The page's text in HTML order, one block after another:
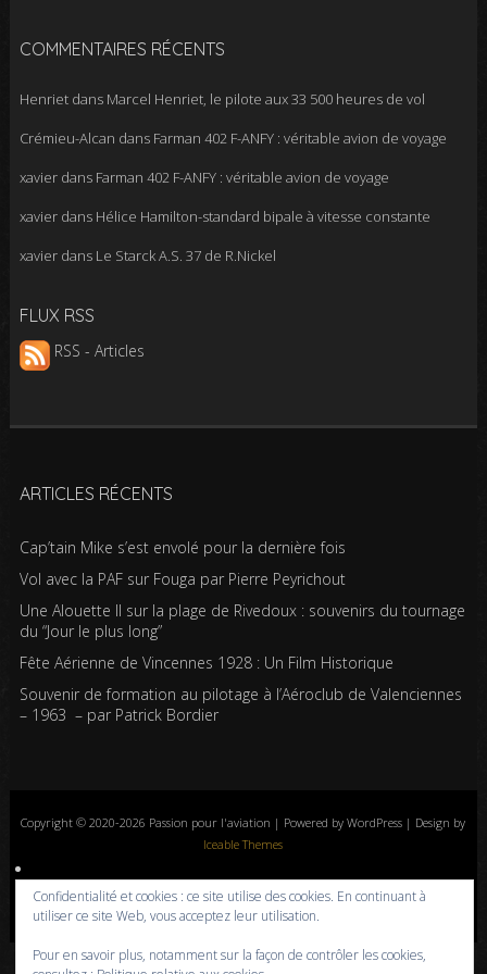
COMMENTAIRES RÉCENTS
Henrietdans Marcel Henriet, le pilote aux 33 500 heures de vol
Crémieu-Alcan dans Farman 402 F-ANFY : véritable avion de voyage
xavierdans Farman 402 F-ANFY : véritable avion de voyage
xavierdans Hélice Hamilton-standard bipale à vitesse constante
xavierdans Le Starck A.S. 37 de R.Nickel
FLUX RSS
RSS - Articles
ARTICLES RÉCENTS
Cap’tain Mike s’est envolé pour la dernière fois
Vol avec la PAF sur Fouga par Pierre Peyrichout
Une Alouette II sur la plage de Rivedoux : souvenirs du tournage
du “Jour le plus long”
Fête Aérienne de Vincennes 1928 : Un Film Historique
Souvenir de formation au pilotage à l’Aéroclub de Valenciennes
– 1963 – par Patrick Bordier
Copyright © 2020-2026 Passion pour l'aviation | Powered by WordPress | Design by
Iceable Themes
Accueil Blog Albums photos Histoires de l’aviation
Contrôle aérien
Livres
Liens Contact Politique de confidentialité
Confidentialité et cookies : ce site utilise des cookies. En continuant à
utiliser ce site Web, vous acceptez leur utilisation.
Pour en savoir plus, notamment sur la façon de contrôler les cookies,